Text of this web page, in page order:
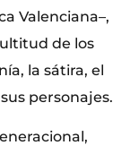
Valenciana–,
de los
la sátira, el
personajes.